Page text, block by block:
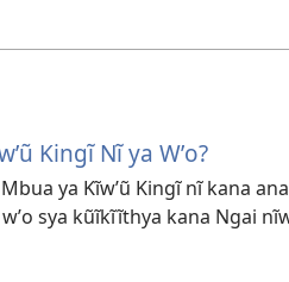
Kingĩ Nĩ ya Wʼo?
ya Kĩwʼũ Kingĩ nĩ kana
sya kũĩkĩĩthya kana Ngai